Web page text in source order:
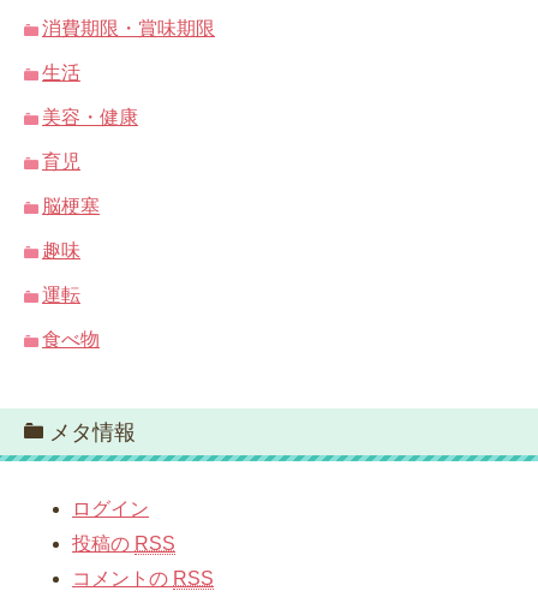
消費期限・賞味期限
生活
美容・健康
育児
脳梗塞
趣味
運転
食べ物
メタ情報
ログイン
投稿の RSS
コメントの RSS